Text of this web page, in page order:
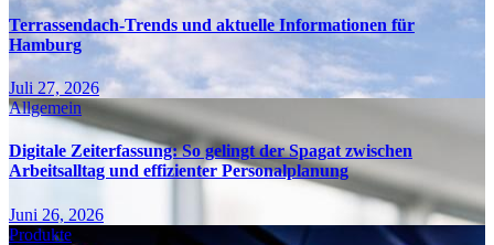
Terrassendach-Trends und aktuelle Informationen für
Hamburg
Juli 27, 2026
Allgemein
Digitale Zeiterfassung: So gelingt der Spagat zwischen
Arbeitsalltag und effizienter Personalplanung
Juni 26, 2026
Produkte